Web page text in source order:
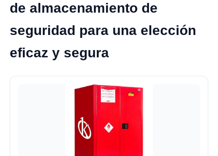
de almacenamiento de
seguridad para una elección
eficaz y segura